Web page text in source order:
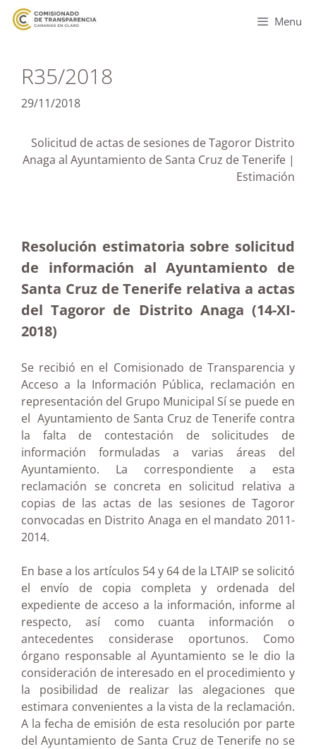
Menu
R35/2018
29/11/2018
Solicitud de actas de sesiones de Tagoror Distrito
Anaga al Ayuntamiento de Santa Cruz de Tenerife |
Estimación
Resolución estimatoria sobre solicitud
de información al Ayuntamiento de
Santa Cruz de Tenerife relativa a actas
del Tagoror de Distrito Anaga (14-XI-
2018)
Se recibió en el Comisionado de Transparencia y
Acceso a la Información Pública, reclamación en
representación del Grupo Municipal Sí se puede en
el Ayuntamiento de Santa Cruz de Tenerife contra
la falta de contestación de solicitudes de
información formuladas a varias áreas del
Ayuntamiento. La correspondiente a esta
reclamación se concreta en solicitud relativa a
copias de las actas de las sesiones de Tagoror
convocadas en Distrito Anaga en el mandato 2011-
2014.
En base a los artículos 54 y 64 de la LTAIP se solicitó
el envío de copia completa y ordenada del
expediente de acceso a la información, informe al
respecto, así como cuanta información o
antecedentes considerase oportunos. Como
órgano responsable al Ayuntamiento se le dio la
consideración de interesado en el procedimiento y
la posibilidad de realizar las alegaciones que
estimara convenientes a la vista de la reclamación.
A la fecha de emisión de esta resolución por parte
del Ayuntamiento de Santa Cruz de Tenerife no se